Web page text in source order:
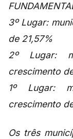
3º Lugar:
de 21,57%
2º Lugar:
crescimento
1º Lugar:
crescimento
Os três